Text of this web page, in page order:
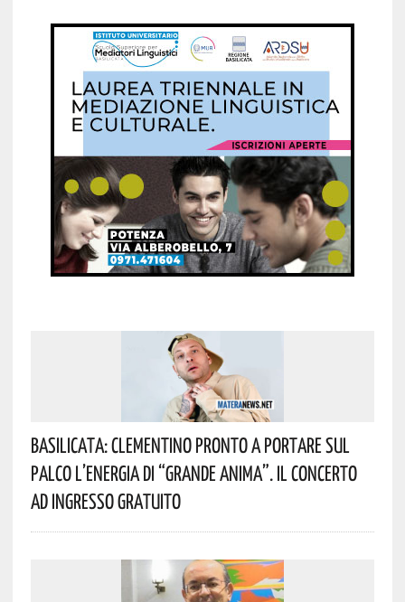
Basilicata: Clementino Pronto A Portare Sul
Palco L’energia Di “Grande Anima”. Il Concerto
Ad Ingresso Gratuito